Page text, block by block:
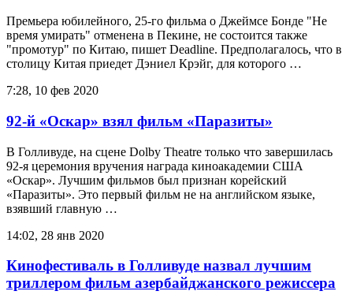
Премьера юбилейного, 25-го фильма о Джеймсе Бонде "Не
время умирать" отменена в Пекине, не состоится также
"промотур" по Китаю, пишет Deadline. Предполагалось, что в
столицу Китая приедет Дэниел Крэйг, для которого …
7:28, 10 фев 2020
92-й «Оскар» взял фильм «Паразиты»
В Голливуде, на сцене Dolby Theatre только что завершилась
92-я церемония вручения награда киноакадемии США
«Оскар». Лучшим фильмов был признан корейский
«Паразиты». Это первый фильм не на английском языке,
взявший главную …
14:02, 28 янв 2020
Кинофестиваль в Голливуде назвал лучшим
триллером фильм азербайджанского режиссера